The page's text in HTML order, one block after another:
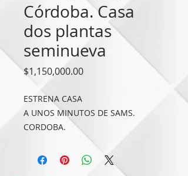
Córdoba. Casa
dos plantas
seminueva
$1,150,000.00Precio
ESTRENA CASA
A UNOS MINUTOS DE SAMS.
CORDOBA.
Casa con portón eléctrico, cisterna ,
acabados de primera, patio de